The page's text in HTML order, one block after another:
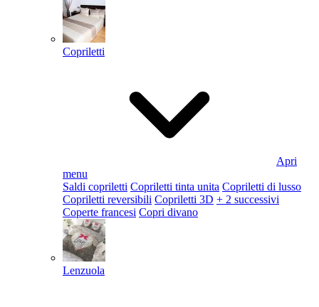
Copriletti
Apri
menu
Saldi copriletti Copriletti tinta unita Copriletti di lusso
Copriletti reversibili Copriletti 3D + 2 successivi
Coperte francesi Copri divano
Lenzuola